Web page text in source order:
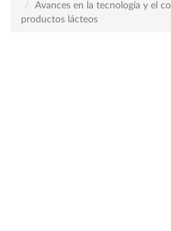
Avances en la tecnología y el
productos lácteos